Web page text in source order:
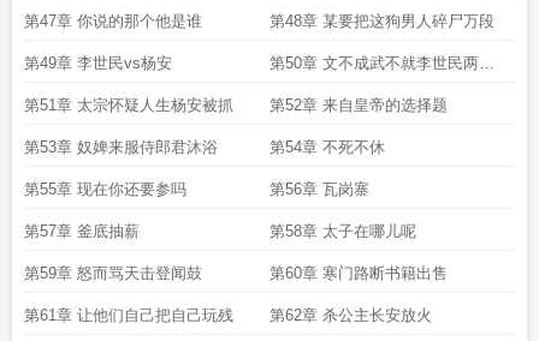
第47章 你说的那个他是谁 第48章 某要把这狗男人碎尸万段
第49章 李世民vs杨安 第50章 文不成武不就李世民两战
两败
第51章 太宗怀疑人生杨安被抓 第52章 来自皇帝的选择题
第53章 奴婢来服侍郎君沐浴 第54章 不死不休
第55章 现在你还要参吗 第56章 瓦岗寨
第57章 釜底抽薪 第58章 太子在哪儿呢
第59章 怒而骂天击登闻鼓 第60章 寒门路断书籍出售
第61章 让他们自己把自己玩残 第62章 杀公主长安放火